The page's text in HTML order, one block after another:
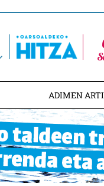
ADIMEN